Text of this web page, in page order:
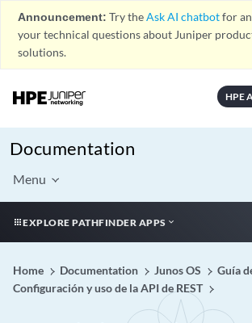
Announcement: Try theAsk AI chatbotfor
your technical questions about Juniper
solutions.
HPE
Documentation
Menu
EXPLORE PATHFINDER APPS
Home Documentation Junos OS
Guía
Configuración y uso de la API de REST